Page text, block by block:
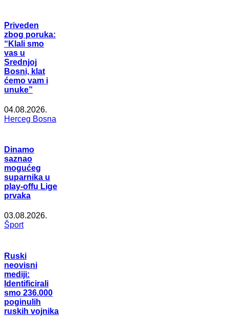
Priveden
zbog poruka:
“Klali smo
vas u
Srednjoj
Bosni, klat
ćemo vam i
unuke”
04.08.2026.
Herceg Bosna
Dinamo
saznao
mogućeg
suparnika u
play-offu Lige
prvaka
03.08.2026.
Šport
Ruski
neovisni
mediji:
Identificirali
smo 236.000
poginulih
ruskih vojnika